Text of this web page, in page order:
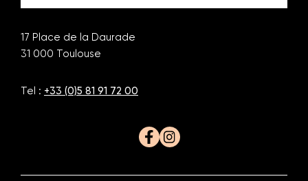
17 Place de la Daurade
31 000 Toulouse
Tel : +33 (0)5 81 91 72 00
FacebookInstagram